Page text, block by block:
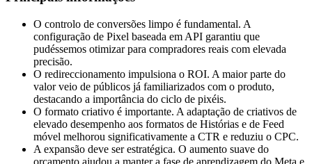
O controlo de conversões limpo é fundamental. A
configuração de Pixel baseada em API garantiu que
pudéssemos otimizar para compradores reais com elevada
precisão.
O redireccionamento impulsiona o ROI. A maior parte do
valor veio de públicos já familiarizados com o produto,
destacando a importância do ciclo de pixéis.
O formato criativo é importante. A adaptação de criativos de
elevado desempenho aos formatos de Histórias e de Feed
móvel melhorou significativamente a CTR e reduziu o CPC.
A expansão deve ser estratégica. O aumento suave do
orçamento ajudou a manter a fase de aprendizagem do Meta e